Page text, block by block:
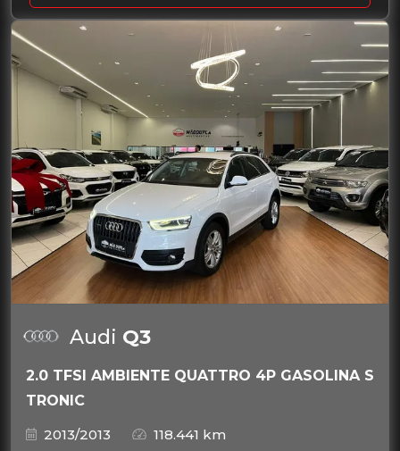
Audi Q3
2.0 TFSI AMBIENTE QUATTRO 4P GASOLINA S
TRONIC
2013/2013
118.441 km